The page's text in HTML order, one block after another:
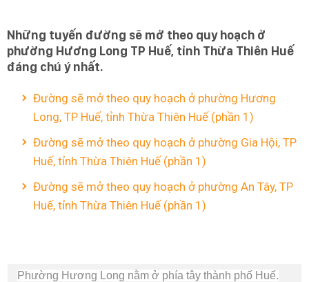
Những tuyến đường sẽ mở theo quy hoạch ở
phường Hương Long TP Huế, tỉnh Thừa Thiên Huế
đáng chú ý nhất.
Đường sẽ mở theo quy hoạch ở phường Hương
Long, TP Huế, tỉnh Thừa Thiên Huế (phần 1)
Đường sẽ mở theo quy hoạch ở phường Gia Hội, TP
Huế, tỉnh Thừa Thiên Huế (phần 1)
Đường sẽ mở theo quy hoạch ở phường An Tây, TP
Huế, tỉnh Thừa Thiên Huế (phần 1)
Phường Hương Long nằm ở phía tây thành phố Huế.